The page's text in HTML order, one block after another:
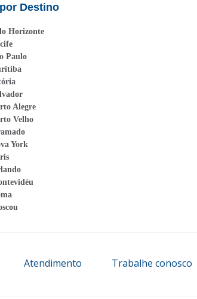
Destino
Horizonte
Paulo
Alegre
Velho
York
Atendimento Trabalhe conosco